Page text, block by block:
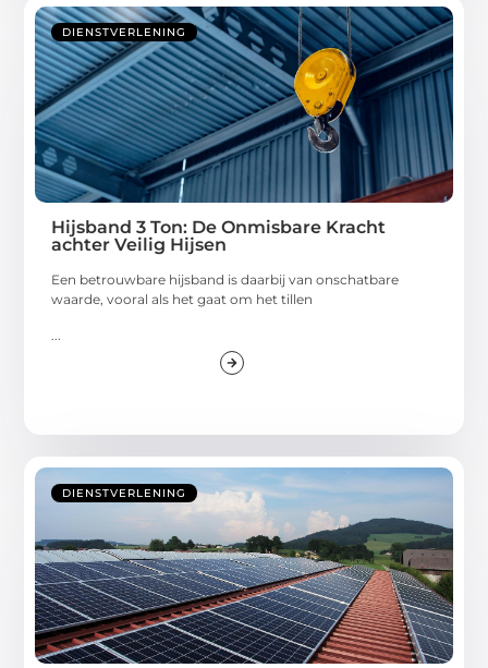
DIENSTVERLENING
Hijsband 3 Ton: De Onmisbare Kracht
achter Veilig Hijsen
Een betrouwbare hijsband is daarbij van onschatbare
waarde, vooral als het gaat om het tillen
DIENSTVERLENING